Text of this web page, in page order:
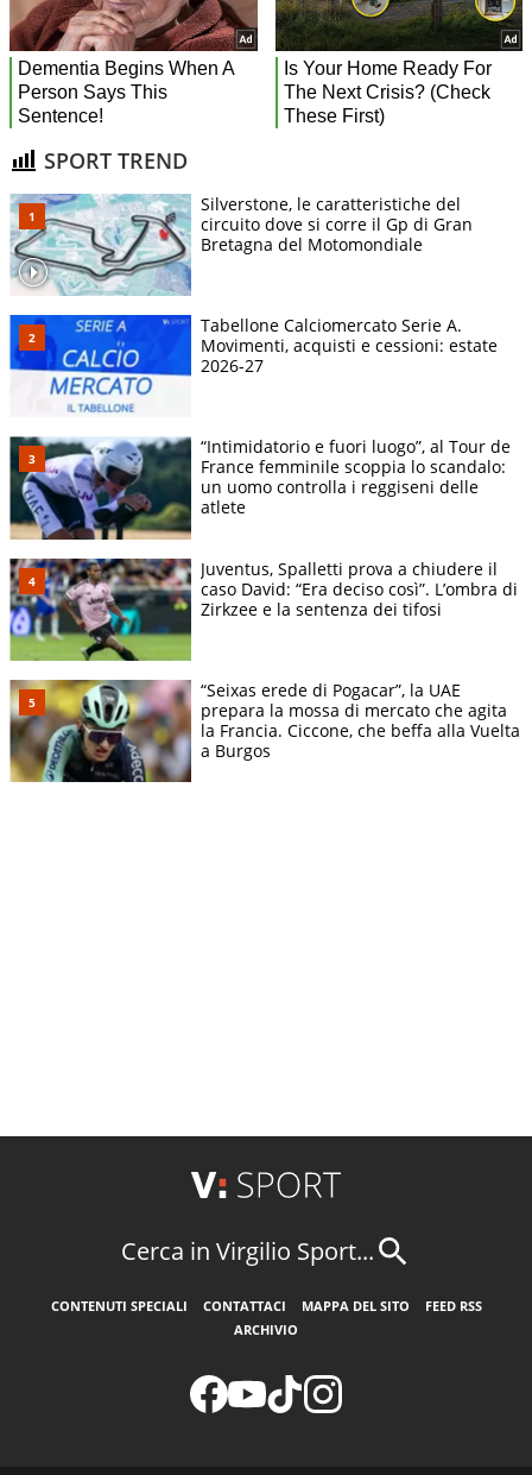
SPORT TREND
Silverstone, le caratteristiche del
circuito dove si corre il Gp di Gran
Bretagna del Motomondiale
Tabellone Calciomercato Serie A.
Movimenti, acquisti e cessioni: estate
2026-27
“Intimidatorio e fuori luogo”, al Tour de
France femminile scoppia lo scandalo:
un uomo controlla i reggiseni delle
atlete
Juventus, Spalletti prova a chiudere il
caso David: “Era deciso così”. L’ombra di
Zirkzee e la sentenza dei tifosi
“Seixas erede di Pogacar”, la UAE
prepara la mossa di mercato che agita
la Francia. Ciccone, che beffa alla Vuelta
a Burgos
Cerca in Virgilio Sport...
CONTENUTI SPECIALI CONTATTACI MAPPA DEL SITO
FEED RSS
ARCHIVIO